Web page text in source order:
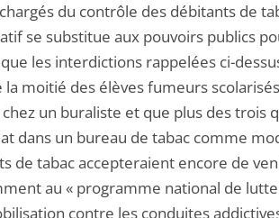
du contrôle des débitants de
se substitue aux pouvoirs publics
les interdictions rappelées ci-
moitié des élèves fumeurs
un buraliste et que plus des trois
dans un bureau de tabac comme
de tabac accepteraient encore de
au « programme national de
contre les conduites